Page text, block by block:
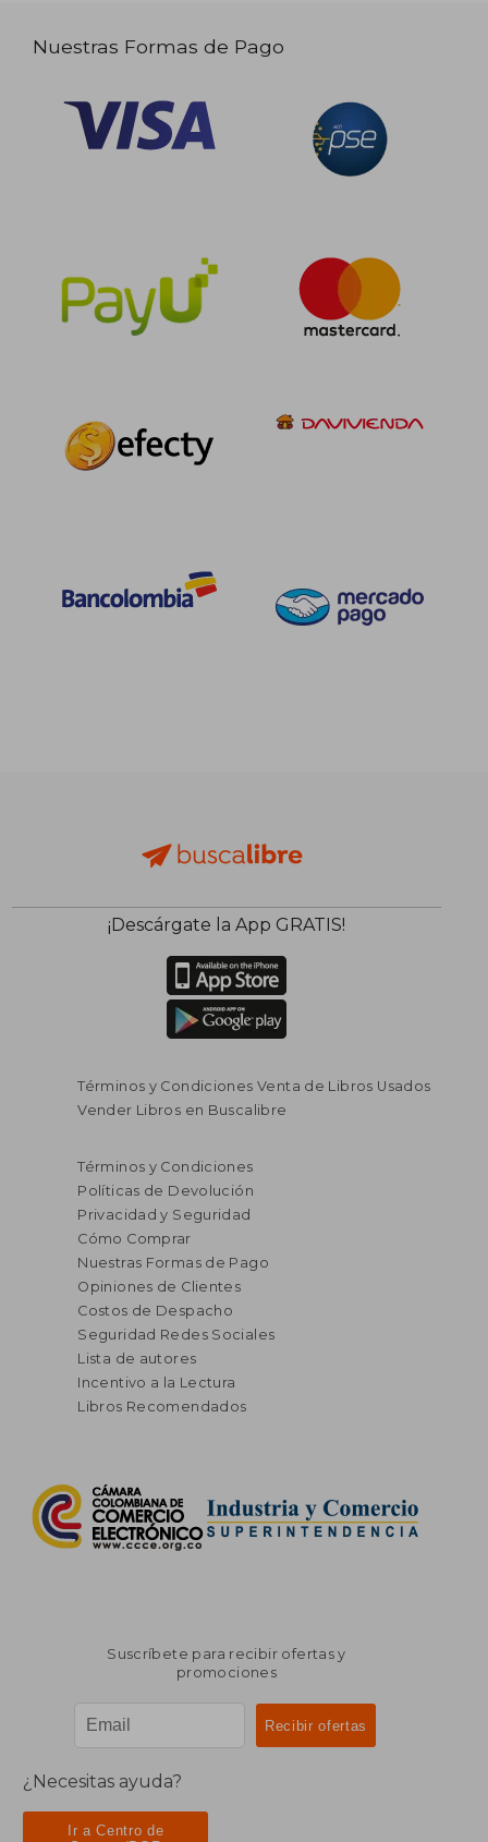
Nuestras Formas de Pago
¡Descárgate la App GRATIS!
Términos y Condiciones Venta de Libros Usados
Vender Libros en Buscalibre
Términos y Condiciones
Políticas de Devolución
Privacidad y Seguridad
Cómo Comprar
Nuestras Formas de Pago
Opiniones de Clientes
Costos de Despacho
Seguridad Redes Sociales
Lista de autores
Incentivo a la Lectura
Libros Recomendados
Suscríbete para recibir ofertas y
promociones
¿Necesitas ayuda?
Ir a Centro de